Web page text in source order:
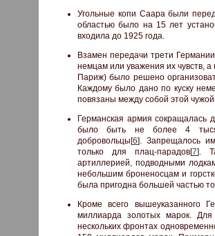
Угольные копи Саара были
областью было на 15 лет
входила до 1925 года.
Взамен передачи трети
немцам или уважения их чувств,
Париж) было решено
Каждому было дано по куску
повязаны между собой этой чужой
Германская армия сокращалась
было быть не более 4
добровольцы[6]. Запрещалось
только для плац-парадов[7].
артиллерией, подводными
небольшим броненосцам и
была пригодна большей частью
Кроме всего вышеуказанного
миллиарда золотых марок.
нескольких фронтах